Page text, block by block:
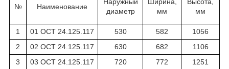
№ Наименование
диаметр
мм
мм
1 01 ОСТ 24.125.117 530 582
1056
2
02 ОСТ 24.125.117 630 682
1106
3
03 ОСТ 24.125.117 720 772
1251